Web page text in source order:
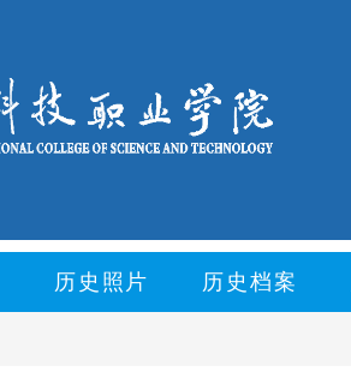
历史照片 历史档案